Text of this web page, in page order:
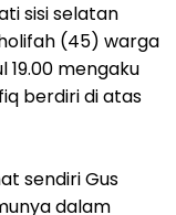
sisi selatan
(45) warga
19.00 mengaku
berdiri di atas
sendiri Gus
dalam